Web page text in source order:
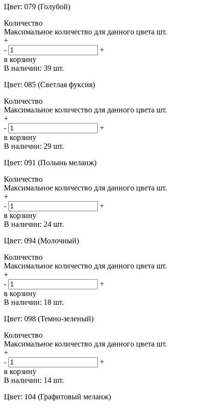
Цвет: 079 (Голубой)
Количество
Максимальное количество для данного цвета шт.
+
-
+
в корзину
В наличии: 39 шт.
Цвет: 085 (Светлая фуксия)
Количество
Максимальное количество для данного цвета шт.
+
-
+
в корзину
В наличии: 29 шт.
Цвет: 091 (Полынь меланж)
Количество
Максимальное количество для данного цвета шт.
+
-
+
в корзину
В наличии: 24 шт.
Цвет: 094 (Молочный)
Количество
Максимальное количество для данного цвета шт.
+
-
+
в корзину
В наличии: 18 шт.
Цвет: 098 (Темно-зеленый)
Количество
Максимальное количество для данного цвета шт.
+
-
+
в корзину
В наличии: 14 шт.
Цвет: 104 (Графитовый меланж)